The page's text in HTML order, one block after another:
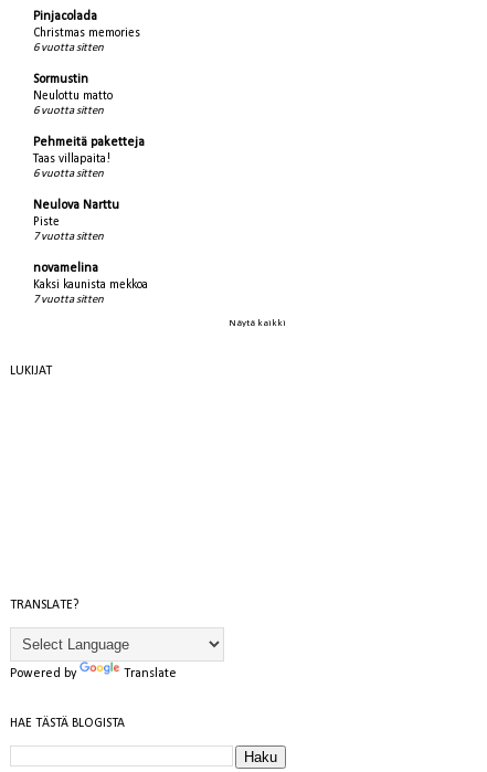
Pinjacolada
Christmas memories
6 vuotta sitten
Sormustin
Neulottu matto
6 vuotta sitten
Pehmeitä paketteja
Taas villapaita!
6 vuotta sitten
Neulova Narttu
Piste
7 vuotta sitten
novamelina
Kaksi kaunista mekkoa
7 vuotta sitten
Näytä kaikki
LUKIJAT
TRANSLATE?
Powered by Translate
HAE TÄSTÄ BLOGISTA